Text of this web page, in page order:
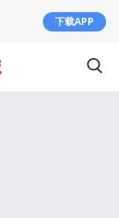
下载APP